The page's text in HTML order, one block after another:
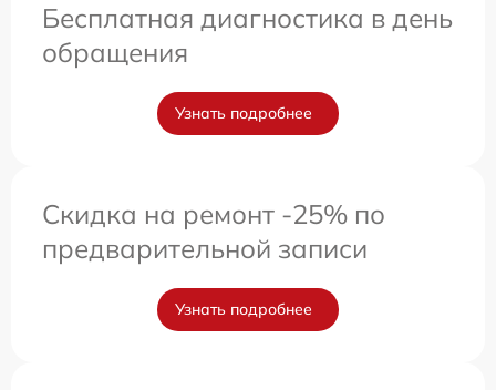
Бесплатная диагностика в день
обращения
Узнать подробнее
Скидка на ремонт -25% по
предварительной записи
Узнать подробнее